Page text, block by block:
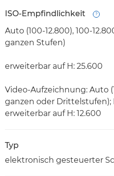
ISO-Empfindlichkeit
Auto (100-12.800), 100-
ganzen Stufen)
erweiterbar auf H: 25.600
Video-Aufzeichnung: Auto
ganzen oder Drittelstufen);
erweiterbar auf H: 12.600
Typ
elektronisch gesteuerter